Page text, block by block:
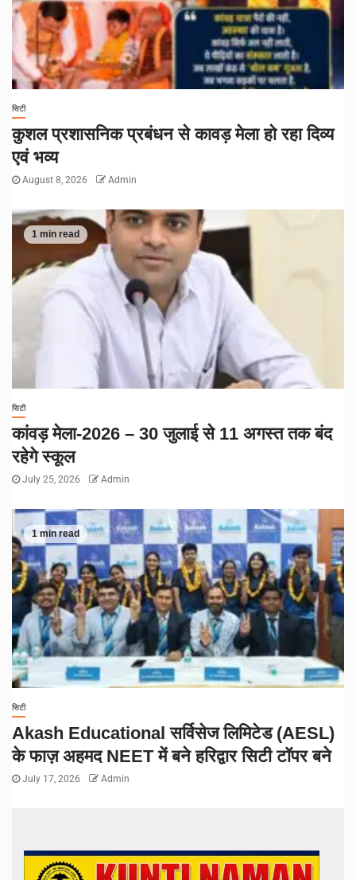
सिटी
कुशल प्रशासनिक प्रबंधन से कावड़ मेला हो रहा दिव्य
एवं भव्य
August 8, 2026 Admin
1 min read
सिटी
कांवड़ मेला-2026 – 30 जुलाई से 11 अगस्त तक बंद
रहेगे स्कूल
July 25, 2026 Admin
1 min read
सिटी
Akash Educational सर्विसेज लिमिटेड (AESL)
के फाज़ अहमद NEET में बने हरिद्वार सिटी टॉपर बने
July 17, 2026 Admin